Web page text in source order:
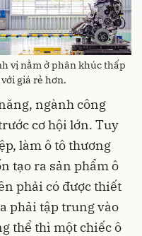
vị nằm ở phân khúc thấp
giá rẻ hơn.
ngành công
cơ hội lớn. Tuy
làm ô tô thương
tạo ra sản phẩm ô
phải có được thiết
phải tập trung vào
thể thì một chiếc ô